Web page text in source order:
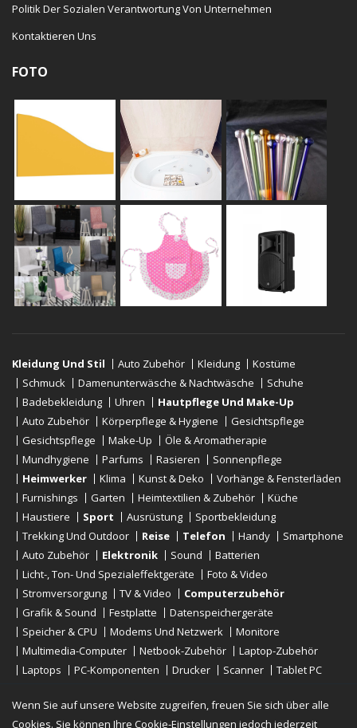
Politik Der Sozialen Verantwortung Von Unternehmen
Kontaktieren Uns
FOTO
Kleidung Und Stil Auto Zubehör Kleidung
Kostüme
Schmuck
Damenunterwäsche & Nachtwäsche
Schuhe
Badebekleidung
Uhren
Hautpflege Und Make-Up
Auto Zubehör
Körperpflege & Hygiene
Gesichtspflege
Gesichtspflege
Make-Up
Öle & Aromatherapie
Mundhygiene
Parfums Rasieren
Sonnenpflege
Heimwerker
Klima Kunst & Deko
Vorhänge & Fensterläden
Furnishings
Garten Heimtextilien & Zubehör
Küche
Haustiere
Sport Ausrüstung
Sportbekleidung
Trekking Und Outdoor
Reise Telefon Handy
Smartphone
Auto Zubehör
Elektronik Sound
Batterien
Licht-, Ton- Und Spezialeffektgeräte
Foto & Video
Stromversorgung
TV & Video
Computerzubehör
Grafik & Sound
Festplatte
Datenspeichergeräte
Speicher & CPU
Modems Und Netzwerk
Monitore
Multimedia-Computer
Netbook-Zubehör
Laptop-Zubehör
Laptops
PC-Komponenten Drucker Scanner
Tablet PC
Wenn Sie auf unsere Website zugreifen, freuen Sie sich über alle
Cookies. Sie können Ihre Cookie-Einstellungen jedoch jederzeit